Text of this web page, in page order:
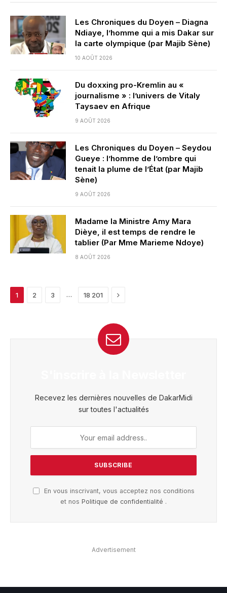
Les Chroniques du Doyen – Diagna
Ndiaye, l’homme qui a mis Dakar sur
la carte olympique (par Majib Sène)
10 AOÛT 2026
Du doxxing pro-Kremlin au «
journalisme » : l’univers de Vitaly
Taysaev en Afrique
9 AOÛT 2026
Les Chroniques du Doyen – Seydou
Gueye : l’homme de l’ombre qui
tenait la plume de l’État (par Majib
Sène)
9 AOÛT 2026
Madame la Ministre Amy Mara
Dièye, il est temps de rendre le
tablier (Par Mme Marieme Ndoye)
8 AOÛT 2026
1 2 3 … 18 201 Next
Recevez les dernières nouvelles de DakarMidi
sur toutes l'actualités
En vous inscrivant, vous acceptez nos conditions
et nos Politique de confidentialité .
Advertisement